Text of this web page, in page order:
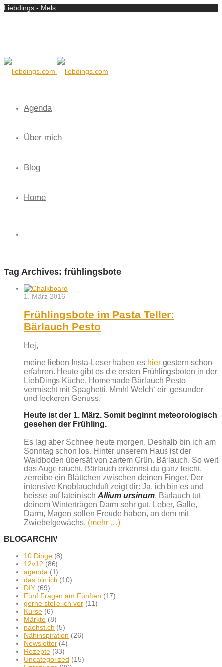
Liebdings - Mels
Agenda
Über mich
Blog
Home
Tag Archives: frühlingsbote
1. März 2016
Frühlingsbote im Pasta Teller:
Bärlauch Pesto
Hej,
meine lieben Insta-Leser haben es hier gestern schon
erfahren. Heute gibt es die ersten Frühlingsboten in der
LiebDings Küche. Homemade Bärlauch Pesto
vermischt mit Spaghetti. Mmh! Welch‘ ein gesunder
und leckeren Genuss.
Heute ist der 1. März. Somit beginnt meteorologisch
gesehen der Frühling.
Es lag aber Schnee heute morgen. Deshalb bin ich am
Sonntag schon los. Hinter unserem Haus ist der
Waldboden übersät von zartem Grün. Bärlauch. So weit
das Auge raucht. Bärlauch erkennst du ganz leicht,
zerreibe ein Blättchen zwischen deinen Finger. Der
intensive Knoblauchduft zeigt dir: Ja, ich bin es und
heisse auf lateinisch Allium ursinum. Bärlauch tut
deinem Winterträgen Darm sehr gut. Leber, Galle,
Darm, Magen sollen Freude haben, an dem mit
Zwiebelgewächs. (mehr …)
BLOGARCHIV
10 Dinge (8)
12v12 (86)
agenda (1)
das bin ich (10)
DIY (69)
Fünf Fragen am Fünften (17)
gerne stelle ich vor (11)
Kurse (6)
Märkte (8)
naehst.ch (5)
Nähinspiration (26)
Newsletter (4)
Rezepte (33)
Uncategorized (15)